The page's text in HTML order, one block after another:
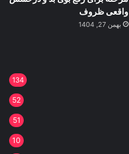
واقعی ظروف
بهمن 27, 1404
134
52
51
10